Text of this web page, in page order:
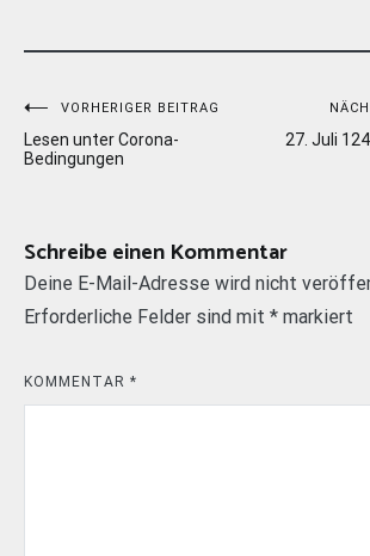
Beitragsnavigation
VORHERIGER BEITRAG
Lesen unter Corona-
Bedingungen
27. Juli
Schreibe einen Kommentar
Deine E-Mail-Adresse wird nicht
Erforderliche Felder sind mit * markiert
KOMMENTAR *